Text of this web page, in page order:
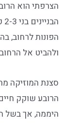
הצרפתי הוא
הפונות לרחוב,
ולהביט אל
סצנת המוזיקה
הרובע שוקק
היממה, אך בשל